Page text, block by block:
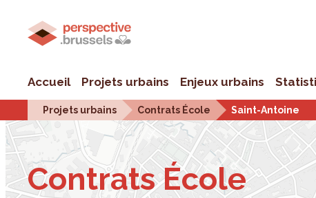
Accueil Projets urbains Enjeux urbains
Projets urbains Contrats École Saint-Antoine
Contrats École